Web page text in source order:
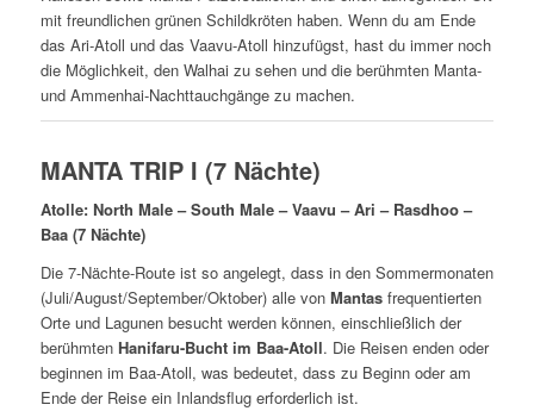
mit freundlichen grünen Schildkröten haben. Wenn du am Ende
das Ari-Atoll und das Vaavu-Atoll hinzufügst, hast du immer noch
die Möglichkeit, den Walhai zu sehen und die berühmten Manta-
und Ammenhai-Nachttauchgänge zu machen.
MANTA TRIP I (7 Nächte)
Atolle: North Male – South Male – Vaavu – Ari – Rasdhoo –
Baa (7 Nächte)
Die 7-Nächte-Route ist so angelegt, dass in den Sommermonaten
(Juli/August/September/Oktober) alle von Mantasfrequentierten
Orte und Lagunen besucht werden können, einschließlich der
berühmten Hanifaru-Bucht im Baa-Atoll. Die Reisen enden oder
beginnen im Baa-Atoll, was bedeutet, dass zu Beginn oder am
Ende der Reise ein Inlandsflug erforderlich ist.